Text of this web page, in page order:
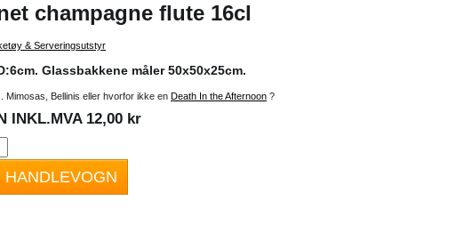
champagne flute 16cl
& Serveringsutstyr
Glassbakkene måler 50x50x25cm.
Bellinis eller hvorfor ikke en Death In the Afternoon ?
INKL.MVA 12,00 kr
HANDLEVOGN